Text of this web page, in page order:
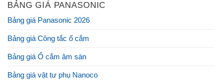
BẢNG GIÁ PANASONIC
Bảng giá Panasonic 2026
Bảng giá Công tắc ổ cắm
Bảng giá Ổ cắm âm sàn
Bảng giá vật tư phụ Nanoco